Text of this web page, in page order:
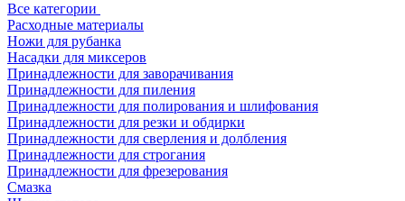
Все категории
Расходные материалы
Ножи для рубанка
Насадки для миксеров
Принадлежности для заворачивания
Принадлежности для пиления
Принадлежности для полирования и шлифования
Принадлежности для резки и обдирки
Принадлежности для сверления и долбления
Принадлежности для строгания
Принадлежности для фрезерования
Смазка